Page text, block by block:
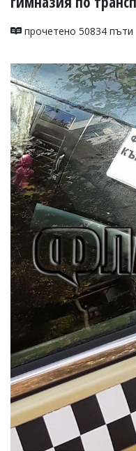
прочетено 50834 пъти